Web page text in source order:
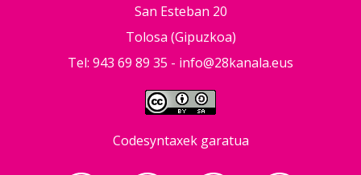
San Esteban 20
Tolosa (Gipuzkoa)
Tel: 943 69 89 35 - info@28kanala.eus
Codesyntaxek garatua